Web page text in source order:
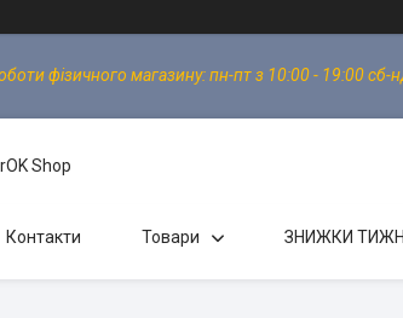
фізичного магазину: пн-пт з 10:00 - 19:00 сб-
Shop
Контакти Товари ЗНИЖКИ